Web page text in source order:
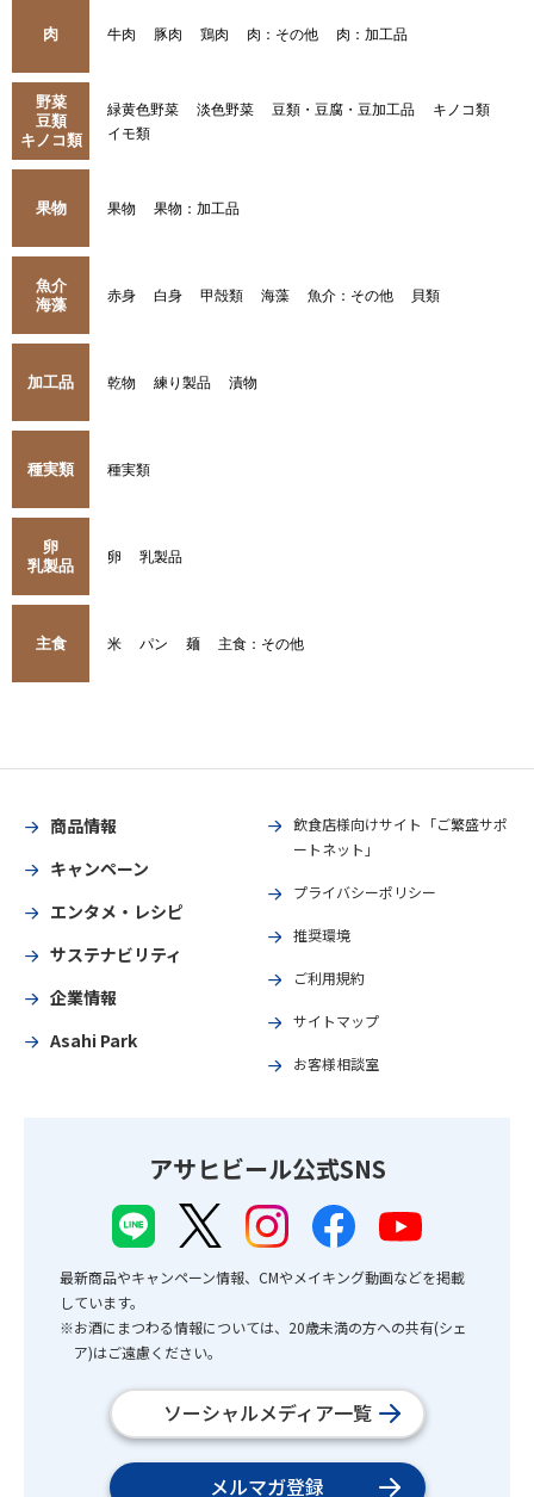
肉 牛肉 豚肉 鶏肉 肉：その他 肉：加工品
野菜
豆類
キノコ類
緑黄色野菜 淡色野菜 豆類・豆腐・豆加工品
キノコ類
イモ類
果物 果物 果物：加工品
魚介
海藻
赤身 白身 甲殻類 海藻 魚介：その他 貝類
加工品 乾物 練り製品 漬物
種実類 種実類
卵
乳製品
卵 乳製品
主食 米 パン 麺 主食：その他
商品情報
キャンペーン
エンタメ・レシピ
サステナビリティ
企業情報
Asahi Park
飲食店様向けサイト「ご繁盛サポ
ートネット」
プライバシーポリシー
推奨環境
ご利用規約
サイトマップ
お客様相談室
アサヒビール公式SNS
最新商品やキャンペーン情報、CMやメイキング動画などを掲載
しています。
※お酒にまつわる情報については、20歳未満の方への共有(シェ
ア)はご遠慮ください。
ソーシャルメディア一覧
メルマガ登録